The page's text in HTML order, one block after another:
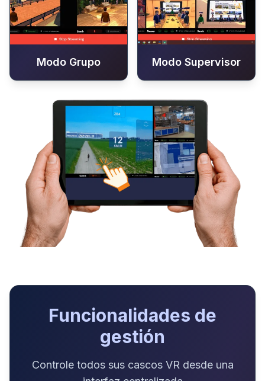
Modo Grupo Modo Supervisor
Funcionalidades de
gestión
Controle todos sus cascos VR desde una